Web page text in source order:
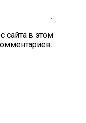
сайта в этом